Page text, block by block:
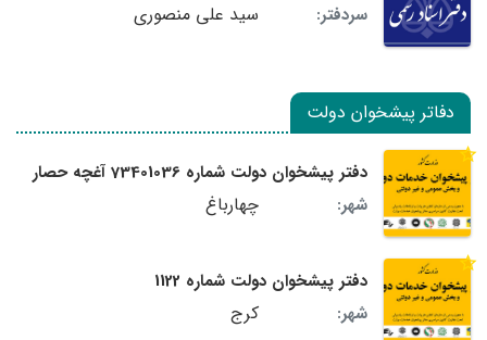
سردفتر:
سید علی منصوری
دفاتر پیشخوان دولت
دفتر پیشخوان دولت شماره 73401036 آغچه حصار
شهر:
چهارباغ
دفتر پیشخوان دولت شماره 1122
شهر:
کرج